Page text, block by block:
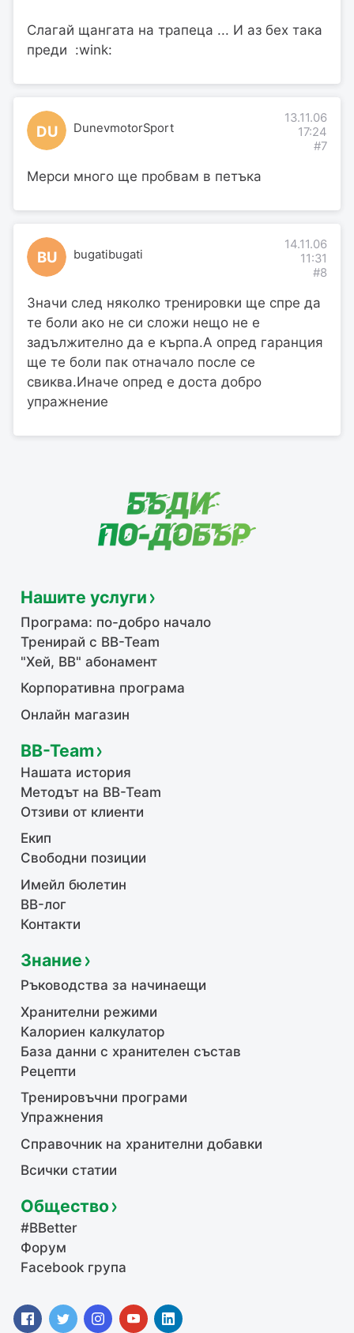
Слагай щангата на трапеца ... И аз бех така
преди :wink:
DU DunevmotorSport
13.11.06
17:24
#7
Мерси много ще пробвам в петъка
BU bugatibugati
14.11.06
11:31
#8
Значи след няколко тренировки ще спре да
те боли ако не си сложи нещо не е
задължително да е кърпа.А опред гаранция
ще те боли пак отначало после се
свиква.Иначе опред е доста добро
упражнение
Нашите услуги
Програма: по-добро начало
Тренирай с BB-Team
"Хей, ВВ" абонамент
Корпоративна програма
Онлайн магазин
BB-Team
Нашата история
Методът на BB-Team
Отзиви от клиенти
Екип
Свободни позиции
Имейл бюлетин
BB-лог
Контакти
Знание
Ръководства за начинаещи
Хранителни режими
Калориен калкулатор
База данни с хранителен състав
Рецепти
Тренировъчни програми
Упражнения
Справочник на хранителни добавки
Всички статии
Общество
#BBetter
Форум
Facebook група